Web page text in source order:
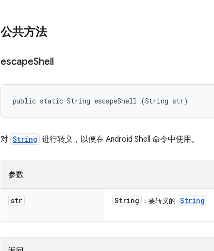
公共方法
escapeShell
public static String escapeShell (String str)
对 String 进行转义，以便在 Android Shell 命令中使用。
参数
str String ：要转义的 String